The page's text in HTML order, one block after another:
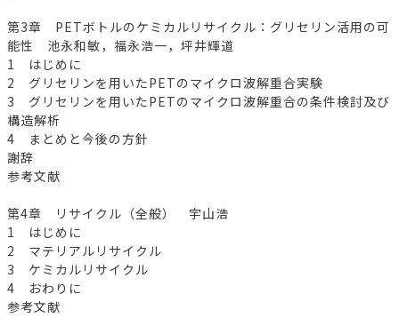
第3章 PETボトルのケミカルリサイクル：グリセリン活用の可
能性 池永和敏，福永浩一，坪井輝道
1 はじめに
2 グリセリンを用いたPETのマイクロ波解重合実験
3 グリセリンを用いたPETのマイクロ波解重合の条件検討及び
構造解析
4 まとめと今後の方針
謝辞
参考文献
第4章 リサイクル（全般） 宇山浩
1 はじめに
2 マテリアルリサイクル
3 ケミカルリサイクル
4 おわりに
参考文献